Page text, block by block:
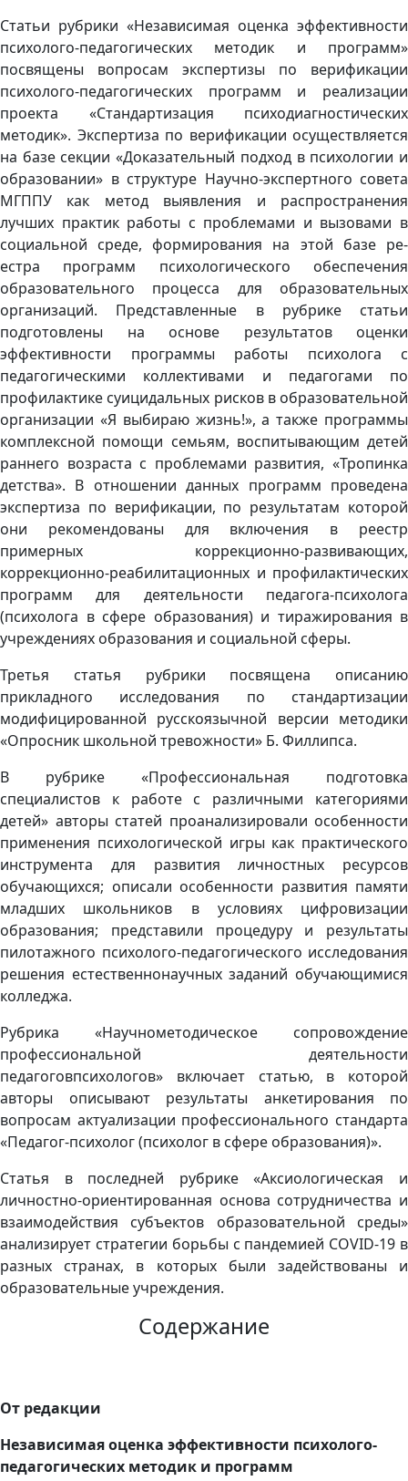
Дополнительная информация
Статьи рубрики «Независимая оценка эффективности
психолого-педагогических методик и программ»
посвящены вопросам экспертизы по верификации
психолого-педагогических программ и реализации
проекта «Стандартизация психодиагностических
методик». Экспертиза по верификации осуществляется
на базе секции «Доказательный подход в психологии и
образовании» в структуре Научно-экспертного совета
МГППУ как метод выявления и распространения
лучших практик работы с проблемами и вызовами в
социальной среде, формирования на этой базе ре-
естра программ психологического обеспечения
образовательного процесса для образовательных
организаций. Представленные в рубрике статьи
подготовлены на основе результатов оценки
эффективности программы работы психолога с
педагогическими коллективами и педагогами по
профилактике суицидальных рисков в образовательной
организации «Я выбираю жизнь!», а также программы
комплексной помощи семьям, воспитывающим детей
раннего возраста с проблемами развития, «Тропинка
детства». В отношении данных программ проведена
экспертиза по верификации, по результатам которой
они рекомендованы для включения в реестр
примерных коррекционно-развивающих,
коррекционно-реабилитационных и профилактических
программ для деятельности педагога-психолога
(психолога в сфере образования) и тиражирования в
учреждениях образования и социальной сферы.
Третья статья рубрики посвящена описанию
прикладного исследования по стандартизации
модифицированной русскоязычной версии методики
«Опросник школьной тревожности» Б. Филлипса.
В рубрике «Профессиональная подготовка
специалистов к работе с различными категориями
детей» авторы статей проанализировали особенности
применения психологической игры как практического
инструмента для развития личностных ресурсов
обучающихся; описали особенности развития памяти
младших школьников в условиях цифровизации
образования; представили процедуру и результаты
пилотажного психолого-педагогического исследования
решения естественнонаучных заданий обучающимися
колледжа.
Рубрика «Научнометодическое сопровождение
профессиональной деятельности
педагоговпсихологов» включает статью, в которой
авторы описывают результаты анкетирования по
вопросам актуализации профессионального стандарта
«Педагог-психолог (психолог в сфере образования)».
Статья в последней рубрике «Аксиологическая и
личностно-ориентированная основа сотрудничества и
взаимодействия субъектов образовательной среды»
анализирует стратегии борьбы с пандемией COVID-19 в
разных странах, в которых были задействованы и
образовательные учреждения.
Содержание
От редакции
Независимая оценка эффективности психолого-
педагогических методик и программ